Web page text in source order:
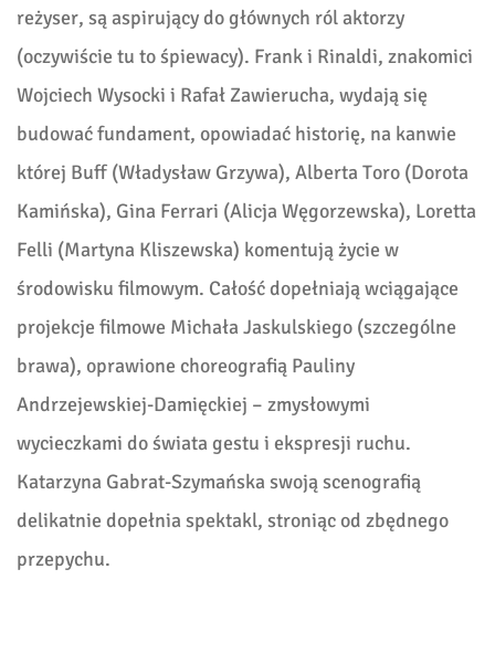
reżyser, są aspirujący do głównych ról aktorzy
(oczywiście tu to śpiewacy). Frank i Rinaldi, znakomici
Wojciech Wysocki i Rafał Zawierucha, wydają się
budować fundament, opowiadać historię, na kanwie
której Buff (Władysław Grzywa), Alberta Toro (Dorota
Kamińska), Gina Ferrari (Alicja Węgorzewska), Loretta
Felli (Martyna Kliszewska) komentują życie w
środowisku filmowym. Całość dopełniają wciągające
projekcje filmowe Michała Jaskulskiego (szczególne
brawa), oprawione choreografią Pauliny
Andrzejewskiej-Damięckiej – zmysłowymi
wycieczkami do świata gestu i ekspresji ruchu.
Katarzyna Gabrat-Szymańska swoją scenografią
delikatnie dopełnia spektakl, stroniąc od zbędnego
przepychu.